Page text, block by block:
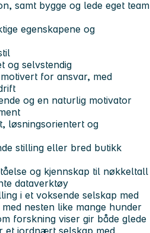
samt bygge og lede eget team
egenskapene og
og selvstendig
for ansvar, med
og en naturlig motivator
løsningsorientert og
stilling eller bred butikk
og kjennskap til nøkkeltall
dataverktøy
i et voksende selskap med
nesten like mange hunder
forskning viser gir både glede
et jordnært selskap med